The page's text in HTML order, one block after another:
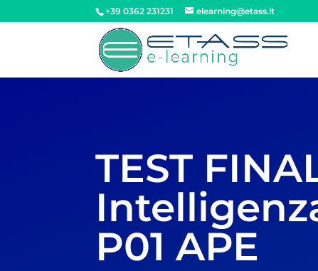
+39 0362 231231 elearning@etass.it
TEST
P01 APE